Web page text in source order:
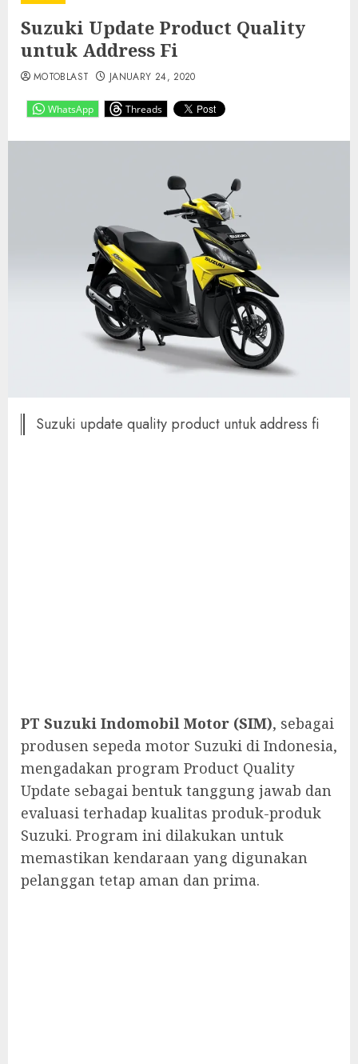
Suzuki Update Product Quality
untuk Address Fi
WhatsApp Threads
MOTOBLAST JANUARY 24, 2020
Suzuki update quality product untuk address fi
PT Suzuki Indomobil Motor (SIM), sebagai
produsen sepeda motor Suzuki di Indonesia,
mengadakan program Product Quality
Update sebagai bentuk tanggung jawab dan
evaluasi terhadap kualitas produk-produk
Suzuki. Program ini dilakukan untuk
memastikan kendaraan yang digunakan
pelanggan tetap aman dan prima.